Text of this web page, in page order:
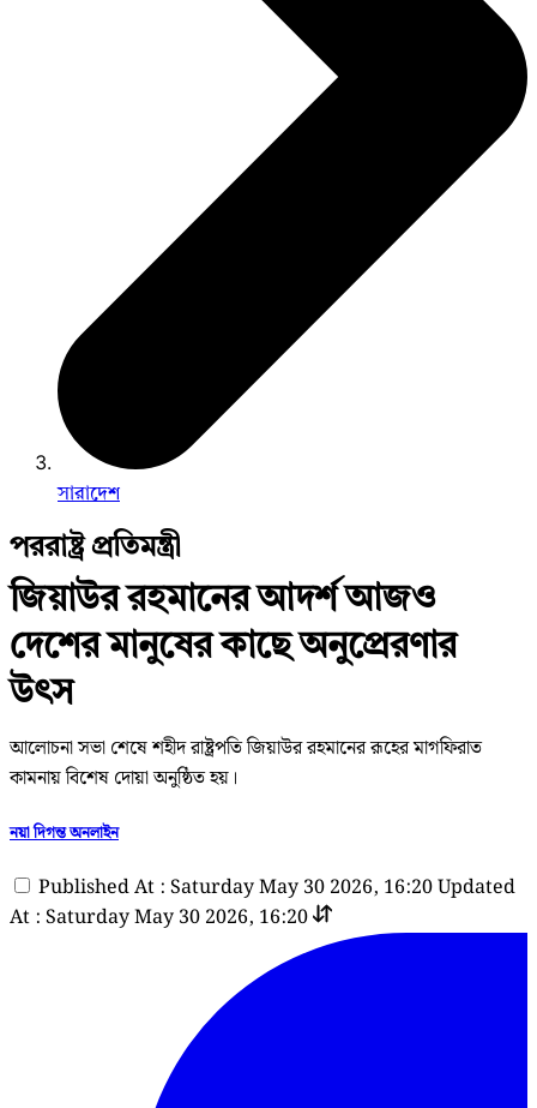
সারাদেশ
পররাষ্ট্র প্রতিমন্ত্রী
জিয়াউর রহমানের আদর্শ আজও
দেশের মানুষের কাছে অনুপ্রেরণার
উৎস
আলোচনা সভা শেষে শহীদ রাষ্ট্রপতি জিয়াউর রহমানের রূহের মাগফিরাত
কামনায় বিশেষ দোয়া অনুষ্ঠিত হয়।
নয়া দিগন্ত অনলাইন
Published At : Saturday May 30 2026, 16:20Updated
At : Saturday May 30 2026, 16:20